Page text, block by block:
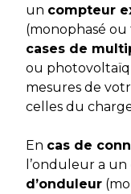
un compteur
(monophasé
cases de
ou
mesures de
celles du
En cas de
l’onduleur a un
d’onduleur